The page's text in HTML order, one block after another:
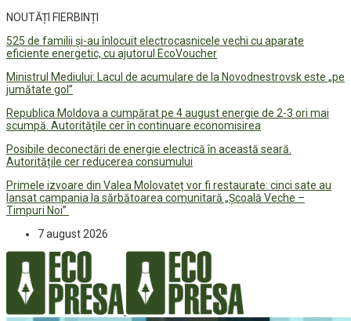
NOUTĂȚI FIERBINȚI
525 de familii și-au înlocuit electrocasnicele vechi cu aparate
eficiente energetic, cu ajutorul EcoVoucher
Ministrul Mediului: Lacul de acumulare de la Novodnestrovsk este „pe
jumătate gol”
Republica Moldova a cumpărat pe 4 august energie de 2-3 ori mai
scumpă. Autoritățile cer în continuare economisirea
Posibile deconectări de energie electrică în această seară.
Autoritățile cer reducerea consumului
Primele izvoare din Valea Molovateț vor fi restaurate: cinci sate au
lansat campania la sărbătoarea comunitară „Școală Veche –
Timpuri Noi”
7 august 2026